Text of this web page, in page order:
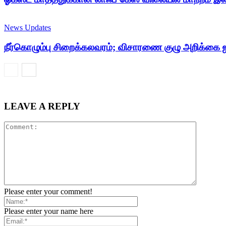
News Updates
நீர்கொழும்பு சிறைக்கலவரம்; விசாரணை குழு அறிக்கை
LEAVE A REPLY
Please enter your comment!
Please enter your name here